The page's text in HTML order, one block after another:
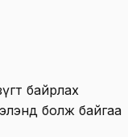
байрлах
болж байгаа